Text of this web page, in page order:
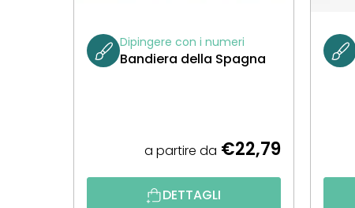
Dipingere con i numeri
Bandiera della Spagna
a partire da €22,79
DETTAGLI